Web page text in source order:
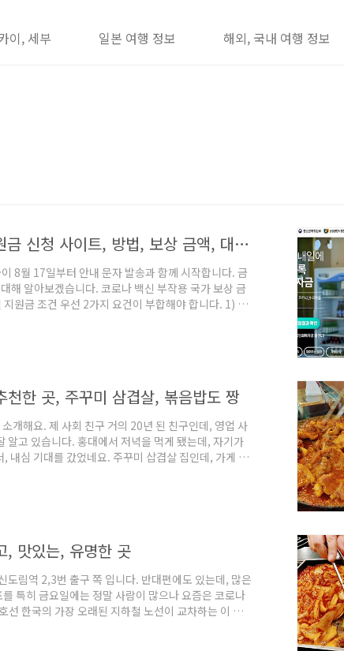
이, 세부 일본 여행 정보 해외, 국내 여행 정보
5차 재난지원금 소상공인 지원금 신청 사이트, 방법, 보상 금액, 대상 기준 정리(8월)
8월 17일부터 안내 문자 발송과 함께 시작합니다. 금
해 알아보겠습니다. 코로나 백신 부작용 국가 보상 금
원금 조건 우선 2가지 요건이 부합해야 합니다. 1) 사
폐업 재도전 장려금" 혜택을 신청할 수 있고, 이걸 수
한 곳, 주꾸미 삼겹살, 볶음밥도 짱
개해요. 제 사회 친구 거의 20년 된 친구인데, 영업 사
알고 있습니다. 홍대에서 저녁을 먹게 됐는데, 자기가
내심 기대를 갔었네요. 주꾸미 삽겹살 집인데, 가게 이
타일이 아니라서 그런지 “주꾸미 삼겹살”은 이번에
, 맛있는, 유명한 곳
도림역 2,3번 출구 쪽 입니다. 반대편에도 있는데, 많은
특히 금요일에는 정말 사람이 많으나 요즘은 코로나
선 한국의 가장 오래된 지하철 노선이 교차하는 이 곳
테크노 맞은편에 있는 곳에 많은 음식점들이 생기게